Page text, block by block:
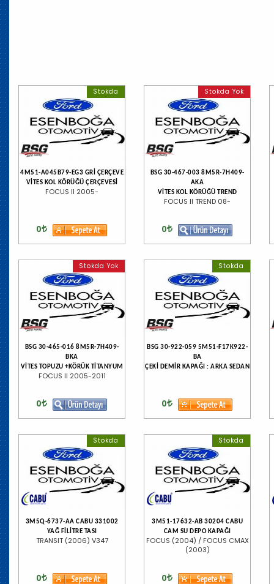
Stokda
4M51-A045B79-EG3 GRİ ÇERÇEVE
VİTES KOL KÖRÜĞÜ ÇERÇEVESİ
FOCUS II 2005-
0
Stokda Yok
BSG 30-467-003 8M5R-7H409-
AKA
VİTES KOL KÖRÜĞÜ TREND
FOCUS II TREND 08-
0
Stokda Yok
BSG 30-465-016 8M5R-7H409-
BKA
VİTES TOPUZU +KÖRÜK TİTANYUM
FOCUS II 2005-2011
0
Stokda
BSG 30-922-059 5M51-F17K922-
BA
ÇEKİ DEMİR KAPAĞI : ARKA SEDAN
0
Stokda
3M5Q-6737-AA CABU 331002
YAĞ FİLİTRE TASI
TRANSIT (2006) V347
0
Stokda
3M51-17632-AB 30204 CABU
CAM SU DEPO KAPAĞI
FOCUS (2004) / FOCUS CMAX
(2003)
0